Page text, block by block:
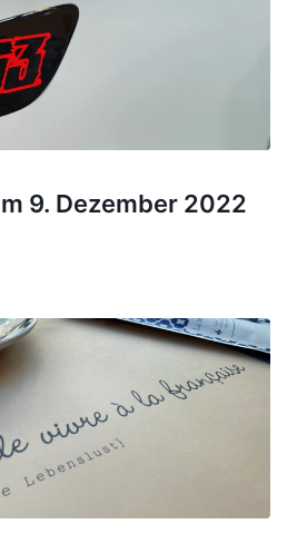
9. Dezember 2022